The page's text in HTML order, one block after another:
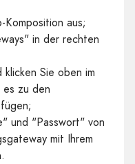
aus;
in der rechten
klicken Sie oben im
zu den
und "Passwort" von
mit Ihrem